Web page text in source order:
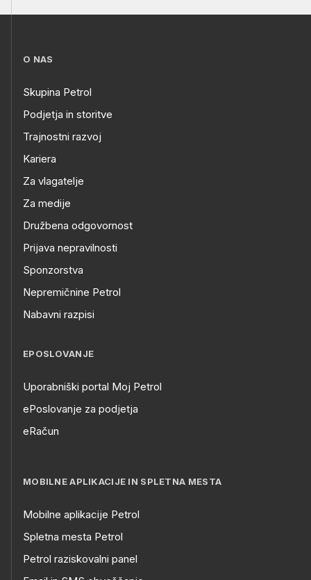
O NAS
Skupina Petrol
Podjetja in storitve
Trajnostni razvoj
Kariera
Za vlagatelje
Za medije
Družbena odgovornost
Prijava nepravilnosti
Sponzorstva
Nepremičnine Petrol
Nabavni razpisi
EPOSLOVANJE
Uporabniški portal Moj Petrol
ePoslovanje za podjetja
eRačun
MOBILNE APLIKACIJE IN SPLETNA MESTA
Mobilne aplikacije Petrol
Spletna mesta Petrol
Petrol raziskovalni panel